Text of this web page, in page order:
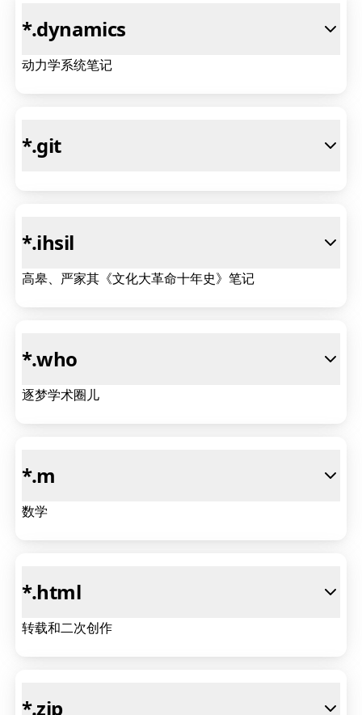
*.dynamics
动力学系统笔记
*.git
*.ihsil
高皋、严家其《文化大革命十年史》笔记
*.who
逐梦学术圈儿
*.m
数学
*.html
转载和二次创作
*.zip